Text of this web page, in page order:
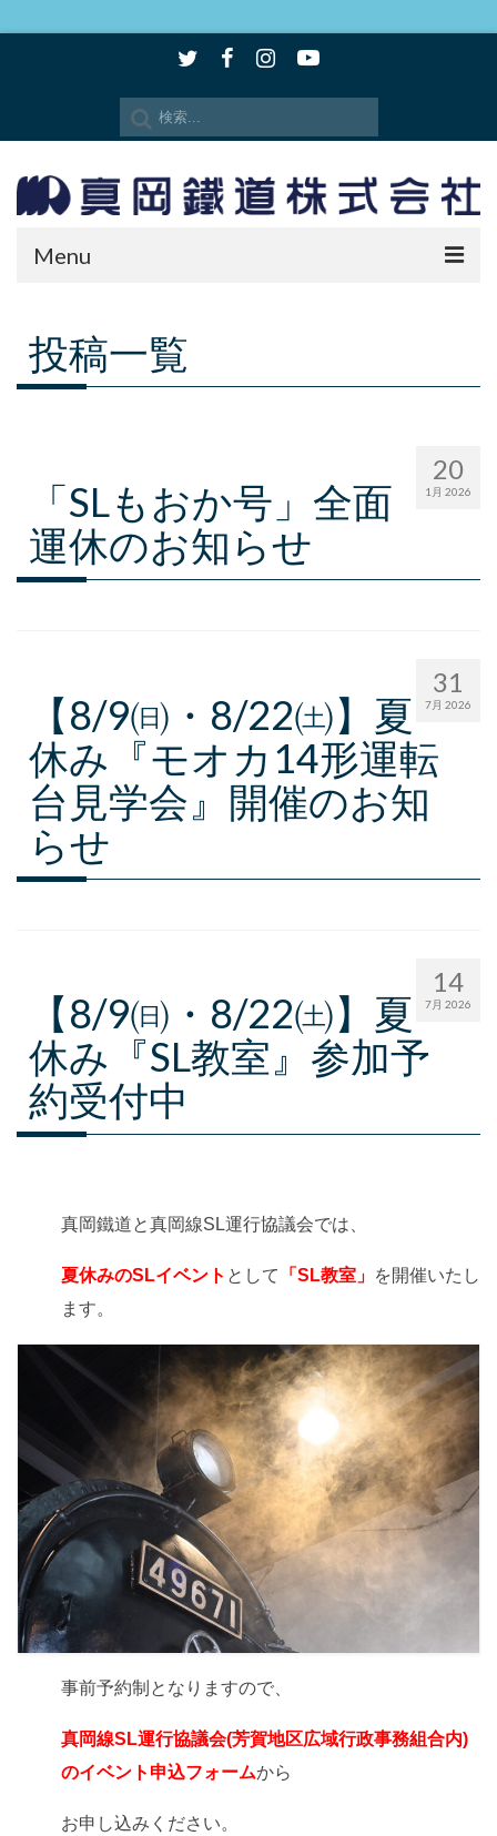
Menu
SLもおか
採用情報
会社概要
お問い合わせ
投稿一覧
20
1月 2026
「SLもおか号」全面
運休のお知らせ
31
7月 2026
【8/9㈰・8/22㈯】夏
休み『モオカ14形運転
台見学会』開催のお知
らせ
14
7月 2026
【8/9㈰・8/22㈯】夏
休み『SL教室』参加予
約受付中
真岡鐵道と真岡線SL運行協議会では、
夏休みのSLイベント として 「SL教室」 を開催いたし
ます。
事前予約制となりますので、
真岡線SL運行協議会(芳賀地区広域行政事務組合内)
のイベント申込フォームから
お申し込みください。